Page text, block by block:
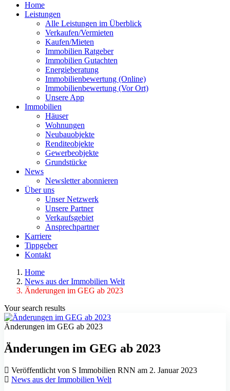
Home
Leistungen
Alle Leistungen im Überblick
Verkaufen/Vermieten
Kaufen/Mieten
Immobilien Ratgeber
Immobilien Gutachten
Energieberatung
Immobilienbewertung (Online)
Immobilienbewertung (Vor Ort)
Unsere App
Immobilien
Häuser
Wohnungen
Neubauobjekte
Renditeobjekte
Gewerbeobjekte
Grundstücke
News
Newsletter abonnieren
Über uns
Unser Netzwerk
Unsere Partner
Verkaufsgebiet
Ansprechpartner
Karriere
Tippgeber
Kontakt
Home
News aus der Immobilien Welt
Änderungen im GEG ab 2023
Your search results
Änderungen im GEG ab 2023
Änderungen im GEG ab 2023
Veröffentlicht von S Immobilien RNN am 2. Januar 2023
News aus der Immobilien Welt